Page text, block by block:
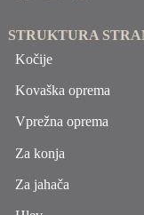
STRUKTURA
Kočije
Kovaška oprema
Vprežna oprema
Za konja
Za jahača